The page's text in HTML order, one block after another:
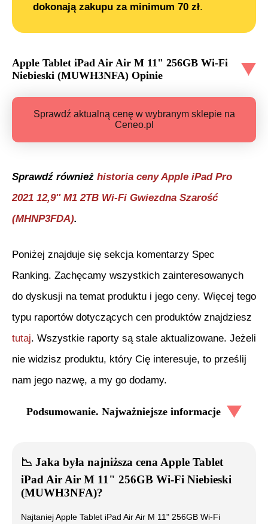
dokonają zakupu za minimum 70 zł.
Apple Tablet iPad Air Air M 11" 256GB Wi-Fi
Niebieski (MUWH3NFA) Opinie
Sprawdź aktualną cenę w wybranym sklepie na
Ceneo.pl
Sprawdź również historia cenyApple iPad Pro
2021 12,9'' M1 2TB Wi-Fi Gwiezdna Szarość
(MHNP3FDA).
Poniżej znajduje się sekcja komentarzy Spec
Ranking. Zachęcamy wszystkich zainteresowanych
do dyskusji na temat produktu i jego ceny. Więcej tego
typu raportów dotyczących cen produktów znajdziesz
tutaj. Wszystkie raporty są stale aktualizowane. Jeżeli
nie widzisz produktu, który Cię interesuje, to prześlij
nam jego nazwę, a my go dodamy.
Podsumowanie. Najważniejsze informacje
📉 Jaka była najniższa cenaApple Tablet
iPad Air Air M 11" 256GB Wi-Fi Niebieski
(MUWH3NFA)?
NajtaniejApple Tablet iPad Air Air M 11" 256GB Wi-Fi